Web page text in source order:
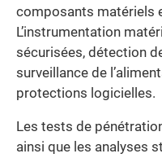
composants matériels
L’instrumentation
sécurisées, détection
surveillance de
protections logicielles.
Les tests de
ainsi que les analyses